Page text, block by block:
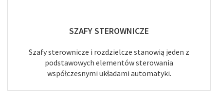
SZAFY STEROWNICZE
Szafy sterownicze i rozdzielcze stanowią jeden z
podstawowych elementów sterowania
współczesnymi układami automatyki.